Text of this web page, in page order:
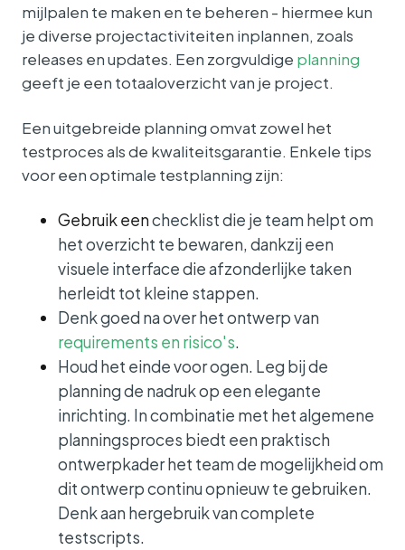
mijlpalen te maken en te beheren - hiermee kun
je diverse projectactiviteiten inplannen, zoals
releases en updates. Een zorgvuldige planning
geeft je een totaaloverzicht van je project.
Een uitgebreide planning omvat zowel het
testproces als de kwaliteitsgarantie. Enkele tips
voor eenoptimale testplanning zijn:
Gebruik eenchecklistdie je team helpt om
het overzicht te bewaren, dankzij een
visuele interface die afzonderlijke taken
herleidt tot kleine stappen.
Denk goed na over het ontwerp van
requirements en risico's.
Houd het einde voor ogen. Leg bij de
planning de nadruk op een elegante
inrichting. In combinatie met het algemene
planningsproces biedt een praktisch
ontwerpkader het team de mogelijkheid om
dit ontwerp continu opnieuw te gebruiken.
Denk aan hergebruik van complete
testscripts.